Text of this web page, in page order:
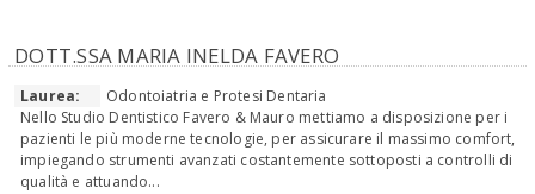
DOTT.SSA MARIA INELDA FAVERO
Laurea:
Odontoiatria e Protesi Dentaria
Nello Studio Dentistico Favero & Mauro mettiamo a disposizione per i
pazienti le più moderne tecnologie, per assicurare il massimo comfort,
impiegando strumenti avanzati costantemente sottoposti a controlli di
qualità e attuando...